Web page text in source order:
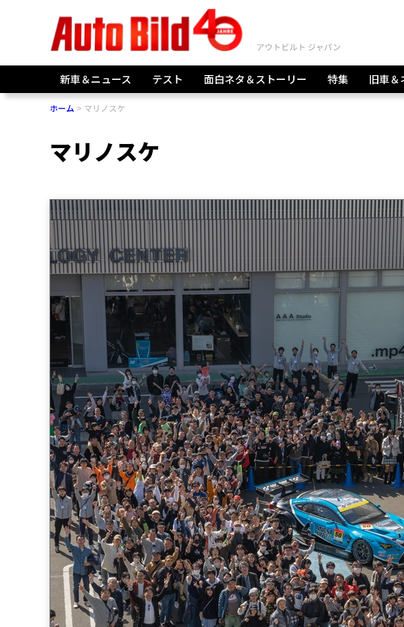
新車＆ニュース テスト 面白ネタ＆ストーリー 特集 旧車＆
ホーム マリノスケ
マリノスケ